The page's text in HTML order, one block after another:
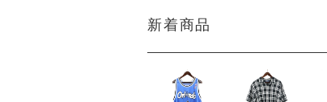
新着商品